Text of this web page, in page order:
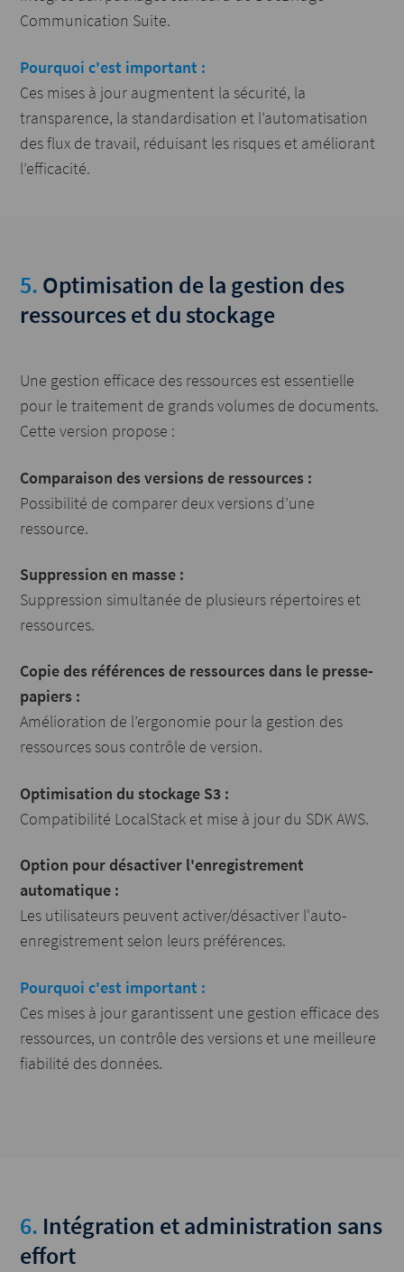
Communication Suite.
Pourquoi c'est important :
Ces mises à jour augmentent la sécurité, la
transparence, la standardisation et l’automatisation
des flux de travail, réduisant les risques et améliorant
l’efficacité.
5. Optimisation de la gestion des
ressources et du stockage
Une gestion efficace des ressources est essentielle
pour le traitement de grands volumes de documents.
Cette version propose :
Comparaison des versions de ressources :
Possibilité de comparer deux versions d’une
ressource.
Suppression en masse :
Suppression simultanée de plusieurs répertoires et
ressources.
Copie des références de ressources dans le presse-
papiers :
Amélioration de l’ergonomie pour la gestion des
ressources sous contrôle de version.
Optimisation du stockage S3 :
Compatibilité LocalStack et mise à jour du SDK AWS.
Option pour désactiver l'enregistrement
automatique :
Les utilisateurs peuvent activer/désactiver l'auto-
enregistrement selon leurs préférences.
Pourquoi c'est important :
Ces mises à jour garantissent une gestion efficace des
ressources, un contrôle des versions et une meilleure
fiabilité des données.
6. Intégration et administration sans
effort